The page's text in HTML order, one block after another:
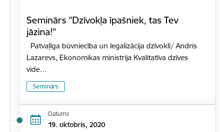
Seminārs "Dzīvokļa īpašniek, tas Tev
jāzina!"
Patvaļīga būvniecība un legalizācija dzīvoklī/ Andris
Lazarevs, Ekonomikas ministrija Kvalitatīva dzīves
vide…
Seminārs
Datums
19. oktobris, 2020